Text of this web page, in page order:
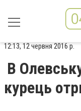
12:13, 12 червня 2016 р.
В
курець